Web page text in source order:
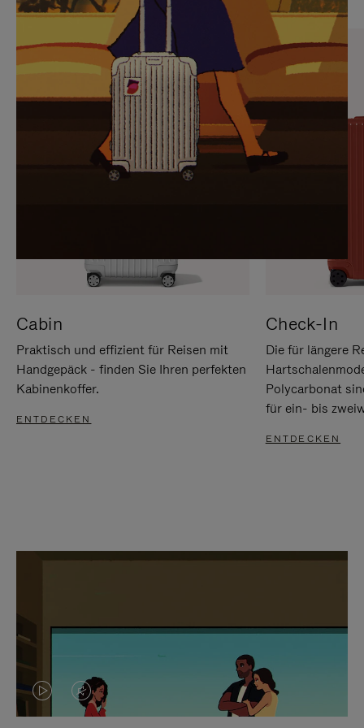
SIE,
UM
ANZUHALTEN
AUFHEBEN
DER
STUMMSCHALTUNG
Cabin
Praktisch und effizient für Reisen mit
Handgepäck - finden Sie Ihren perfekten
Kabinenkoffer.
ENTDECKEN
Check-In
Die für längere
Polycarbonat
für ein- bis
ENTDECKEN
DASVIDEO